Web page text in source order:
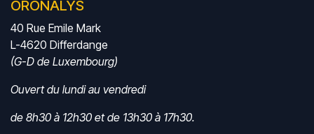
ORONALYS
40 Rue Emile Mark
L-4620 Differdange
(G-D de Luxembourg)
Ouvert du lundi au vendredi
de 8h30 à 12h30 et de 13h30 à 17h30.